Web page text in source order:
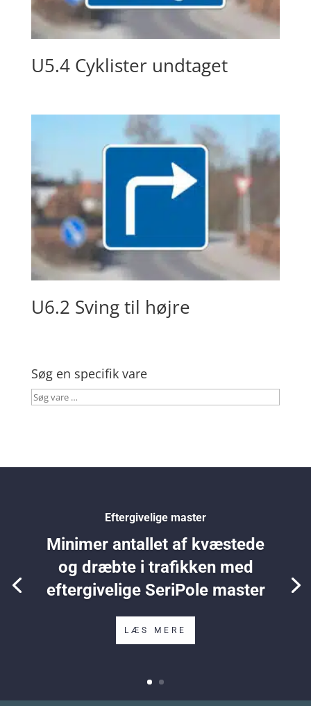
U5.4 Cyklister undtaget
U6.2 Sving til højre
Søg en specifik vare
Søg
Eftergivelige master
Minimer antallet af kvæstede
og dræbte i trafikken med
eftergivelige SeriPole master
LÆS MERE